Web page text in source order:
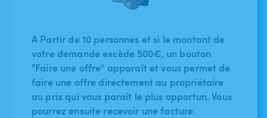
A Partir de 10 personnes et si le montant de
votre demande excède 500€, un bouton
"Faire une offre" apparaît et vous permet de
faire une offre directement au propriétaire
au prix qui vous paraît le plus opportun. Vous
pourrez ensuite recevoir une facture.